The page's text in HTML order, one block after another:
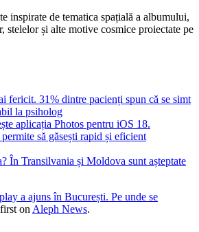
inspirate de tematica spațială a albumului,
stelelor și alte motive cosmice proiectate pe
fericit. 31% dintre pacienți spun că se simt
la psiholog
aplicația Photos pentru iOS 18.
să găsești rapid și eficient
În Transilvania și Moldova sunt așteptate
a ajuns în București. Pe unde se
onAleph News.